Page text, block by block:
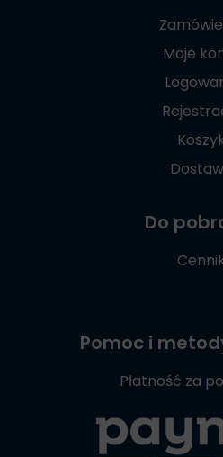
Moje
Do
Pomoc i
Płatność za